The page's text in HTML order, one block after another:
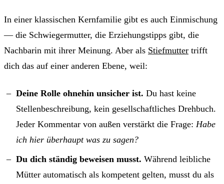
In einer klassischen Kernfamilie gibt es auch Einmischung
— die Schwiegermutter, die Erziehungstipps gibt, die
Nachbarin mit ihrer Meinung. Aber als Stiefmutter trifft
dich das auf einer anderen Ebene, weil:
Deine Rolle ohnehin unsicher ist. Du hast keine
Stellenbeschreibung, kein gesellschaftliches Drehbuch.
Jeder Kommentar von außen verstärkt die Frage: Habe
ich hier überhaupt was zu sagen?
Du dich ständig beweisen musst. Während leibliche
Mütter automatisch als kompetent gelten, musst du als